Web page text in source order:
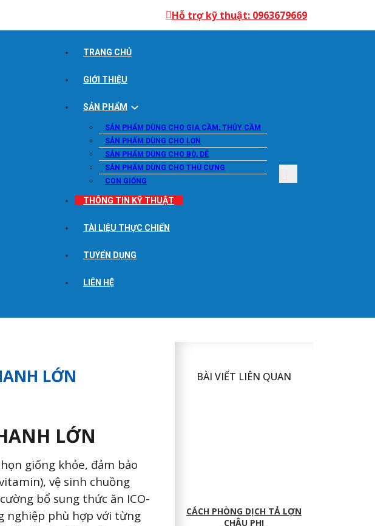
Hỗ trợ kỹ thuật: 0963679669
TRANG CHỦ
GIỚI THIỆU
SẢN PHẨM
SẢN PHẨM DÙNG CHO GIA CẦM, THỦY CẦM
SẢN PHẨM DÙNG CHO LỢN
SẢN PHẨM DÙNG CHO BÒ, DÊ
SẢN PHẨM DÙNG CHO THÚ CƯNG
CON GIỐNG
THÔNG TIN KỸ THUẬT
TÀI LIỆU THỰC CHIẾN
TUYỂN DỤNG
LIÊN HỆ
LỚN
LỚN
giống khỏe, đảm bảo
vệ sinh chuồng
bổ sung thức ăn ICO-
nghiệp phù hợp với từng
BÀI VIẾT LIÊN QUAN
CÁCH PHÒNG DỊCH TẢ LỢN
CHÂU PHI